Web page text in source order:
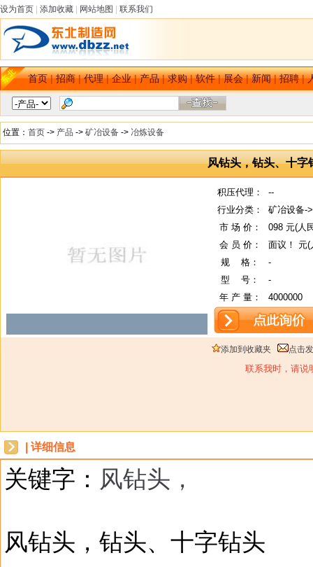
设为首页 添加收藏 网站地图 联系我们
首页|招商|代理|企业|产品|求购|软件|展会|新闻|招聘|
位置： 首页 -> 产品 -> 矿冶设备 -> 冶炼设备
风钻头，钻头、十字
积压代理：
--
行业分类：
矿冶设备-
市 场 价：
098 元(人
会 员 价：
面议！ 元(
规
格：
-
型
号：
-
年 产 量：
4000000
添加到收藏夹 点击
联系我时，请说
| 详细信息
关键字： 风钻头，
风钻头，钻头、十字钻头